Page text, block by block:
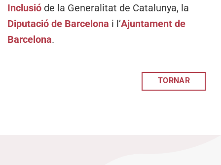
Inclusió de la Generalitat de Catalunya, la
Diputació de Barcelona i l’Ajuntament de
Barcelona.
TORNAR